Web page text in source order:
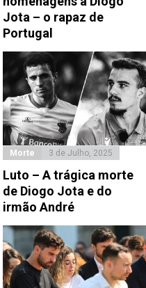
Jota – o rapaz de
Portugal
Morte 3 de Julho, 2025
Luto – A trágica morte
de Diogo Jota e do
irmão André